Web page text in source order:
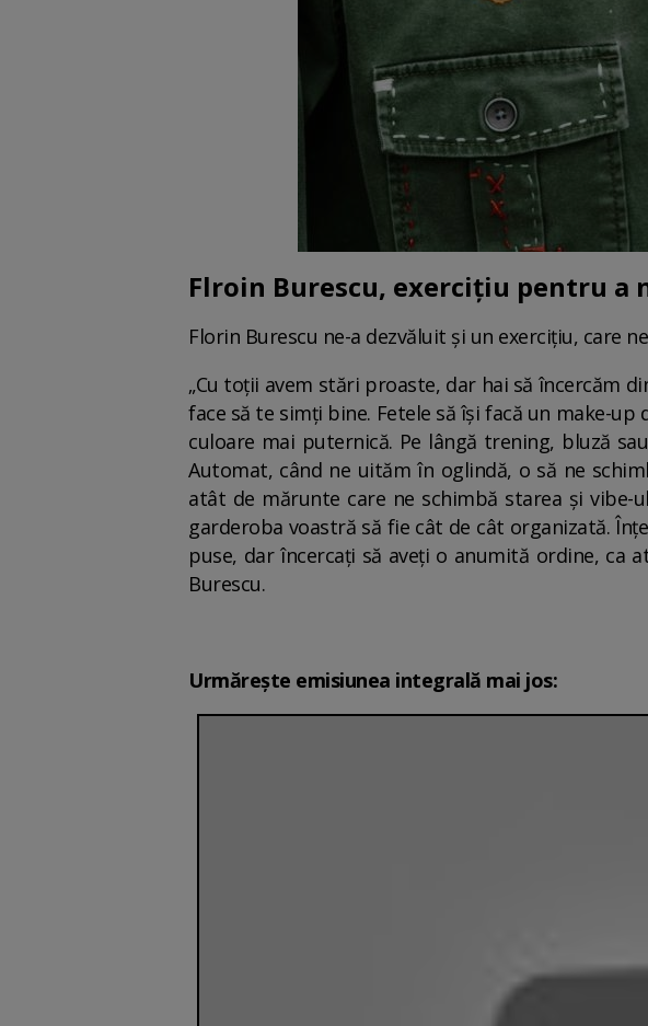
Flroin Burescu, exercițiu pentru a
Florin Burescu ne-a dezvăluit și un exercițiu, care
„Cu toții avem stări proaste, dar hai să încercăm
face să te simți bine. Fetele să își facă un make-
culoare mai puternică. Pe lângă trening, bluză
Automat, când ne uităm în oglindă, o să ne
atât de mărunte care ne schimbă starea și vibe-
garderoba voastră să fie cât de cât organizată.
puse, dar încercați să aveți o anumită ordine, ca
Burescu.
Urmărește emisiunea integrală mai jos: